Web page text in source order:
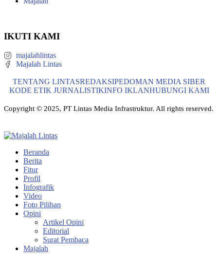
IKUTI KAMI
majalahlintas
Majalah Lintas
TENTANG LINTASREDAKSIPEDOMAN MEDIA SIBER
KODE ETIK JURNALISTIKINFO IKLANHUBUNGI KAMI
Copyright © 2025, PT Lintas Media Infrastruktur. All rights reserved.
Beranda
Berita
Fitur
Profil
Infografik
Video
Foto Pilihan
Opini
Artikel Opini
Editorial
Surat Pembaca
Majalah